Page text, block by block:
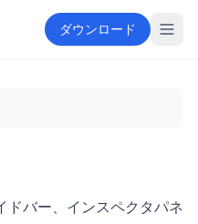
ダウンロード
ドバー、インスペクタパネ